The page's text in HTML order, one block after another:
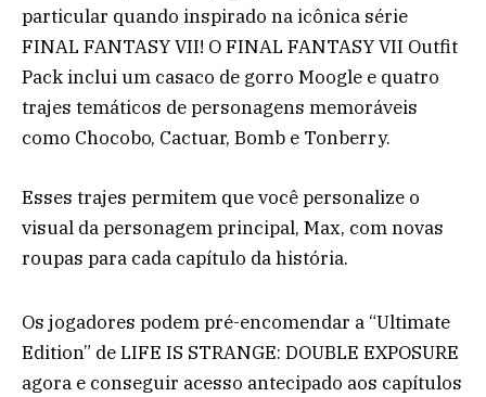
particular quando inspirado na icônica série
FINAL FANTASY VII! O FINAL FANTASY VII Outfit
Pack inclui um casaco de gorro Moogle e quatro
trajes temáticos de personagens memoráveis
como Chocobo, Cactuar, Bomb e Tonberry.
Esses trajes permitem que você personalize o
visual da personagem principal, Max, com novas
roupas para cada capítulo da história.
Os jogadores podem pré-encomendar a “Ultimate
Edition” de LIFE IS STRANGE: DOUBLE EXPOSURE
agora e conseguir acesso antecipado aos capítulos